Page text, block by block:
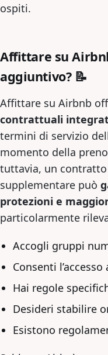
ospiti.
Affittare su
aggiuntivo? 📝
Affittare su Airbnb
contrattuali
termini di servizio
momento della
tuttavia, un
supplementare può
protezioni e
particolarmente
Accogli gruppi
Consenti
Hai regole
Desideri stabilire
Esistono